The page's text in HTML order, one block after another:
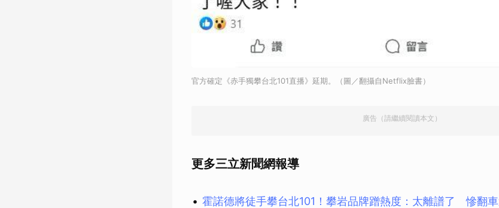
官方確定《赤手獨攀台北101直播》延期。（圖／翻攝自Netflix臉書）
廣告（請繼續閱讀本文）
更多三立新聞網報導
霍諾德將徒手攀台北101！攀岩品牌蹭熱度：太離譜了 慘翻